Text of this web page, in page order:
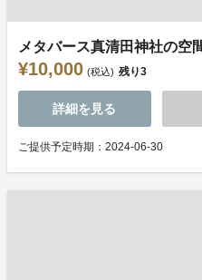
メタバース真清田神社の空
¥10,000 (税込) 残り3
詳細を見る
ご提供予定時期：2024-06-30